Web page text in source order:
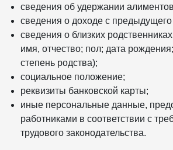
сведения об удержании
сведения о доходе с
сведения о близких
имя, отчество; пол; дата
степень родства);
социальное положение;
реквизиты банковской карты;
иные персональные данные,
работниками в соответствии с
трудового законодательства.